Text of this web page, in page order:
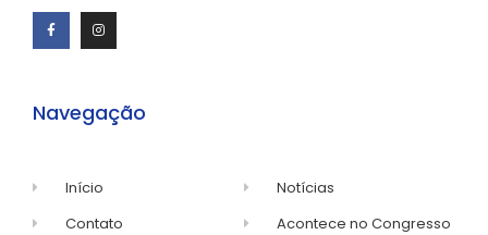
Navegação
Início
Contato
Notícias
Acontece no Congresso